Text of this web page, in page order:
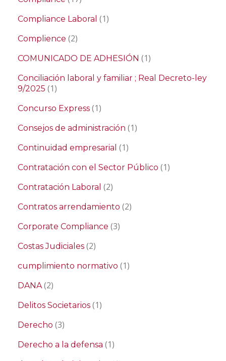
Compliance Laboral (1)
Complience (2)
COMUNICADO DE ADHESIÓN (1)
Conciliación laboral y familiar ; Real Decreto-ley
9/2025 (1)
Concurso Express (1)
Consejos de administración (1)
Continuidad empresarial (1)
Contratación con el Sector Público (1)
Contratación Laboral (2)
Contratos arrendamiento (2)
Corporate Compliance (3)
Costas Judiciales (2)
cumplimiento normativo (1)
DANA(2)
Delitos Societarios (1)
Derecho (3)
Derecho a la defensa (1)